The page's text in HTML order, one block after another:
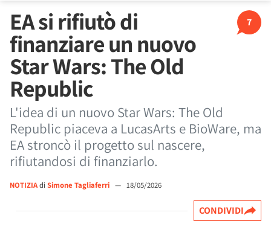
7
EA si rifiutò di
finanziare un nuovo
Star Wars: The Old
Republic
L'idea di un nuovo Star Wars: The Old
Republic piaceva a LucasArts e BioWare, ma
EA stroncò il progetto sul nascere,
rifiutandosi di finanziarlo.
NOTIZIAdi Simone Tagliaferri — 18/05/2026
CONDIVIDI